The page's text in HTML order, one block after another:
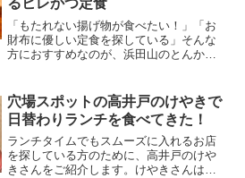
るヒレかつ定食
「もたれない揚げ物が食べたい！」「お
財布に優しい定食を探している」そんな
方におすすめなのが、浜田山のとんかつ
いサクサク食感。ランチの定食はほとん
どのメニューが1,0...
穴場スポットの高井戸のけやきで
日替わりランチを食べてきた！
ランチタイムでもスムーズに入れるお店
を探している方のために、高井戸のけや
きさんをご紹介します。けやきさんは高